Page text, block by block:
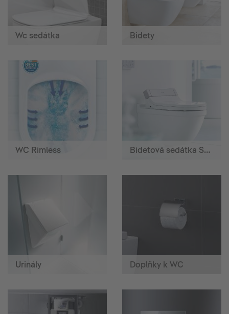
Wc sedátka Bidety
WC Rimless Bidetová sedátka SensoWash®
Urinály Doplňky k WC